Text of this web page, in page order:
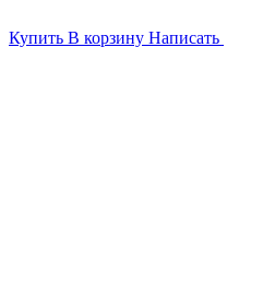
Купить В корзину Написать